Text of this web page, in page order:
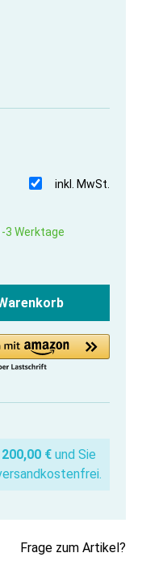
inkl. MwSt.
3 Werktage
200,00 € und Sie
Frage zum Artikel?